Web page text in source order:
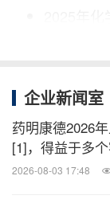
25.5%
2025年化
升至
小分子药
持续引流
企业新闻室
药明康德2026
[1]，得益于多
2026-08-03 17:48